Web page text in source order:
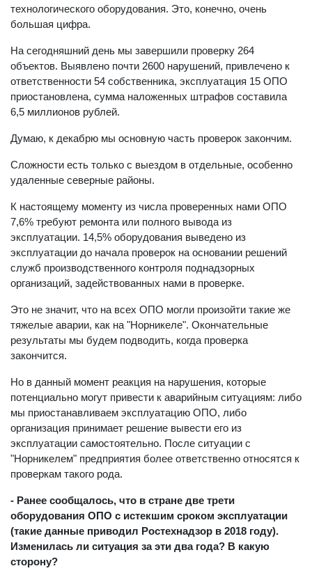
технологического оборудования. Это, конечно, очень
большая цифра.
На сегодняшний день мы завершили проверку 264
объектов. Выявлено почти 2600 нарушений, привлечено к
ответственности 54 собственника, эксплуатация 15 ОПО
приостановлена, сумма наложенных штрафов составила
6,5 миллионов рублей.
Думаю, к декабрю мы основную часть проверок закончим.
Сложности есть только с выездом в отдельные, особенно
удаленные северные районы.
К настоящему моменту из числа проверенных нами ОПО
7,6% требуют ремонта или полного вывода из
эксплуатации. 14,5% оборудования выведено из
эксплуатации до начала проверок на основании решений
служб производственного контроля поднадзорных
организаций, задействованных нами в проверке.
Это не значит, что на всех ОПО могли произойти такие же
тяжелые аварии, как на "Норникеле". Окончательные
результаты мы будем подводить, когда проверка
закончится.
Но в данный момент реакция на нарушения, которые
потенциально могут привести к аварийным ситуациям: либо
мы приостанавливаем эксплуатацию ОПО, либо
организация принимает решение вывести его из
эксплуатации самостоятельно. После ситуации с
"Норникелем" предприятия более ответственно относятся к
проверкам такого рода.
- Ранее сообщалось, что в стране две трети
оборудования ОПО с истекшим сроком эксплуатации
(такие данные приводил Ростехнадзор в 2018 году).
Изменилась ли ситуация за эти два года? В какую
сторону?